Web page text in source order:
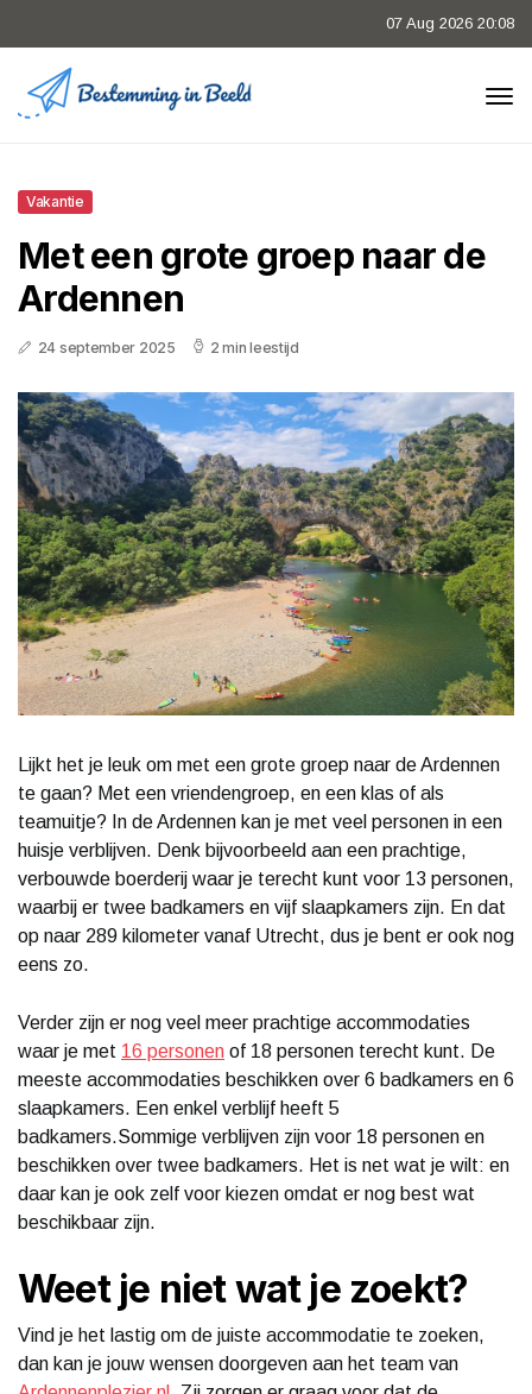
07 Aug 2026 20:08
Vakantie
Met een grote groep naar de
Ardennen
24 september 2025 2 min leestijd
Lijkt het je leuk om met een grote groep naar de Ardennen
te gaan? Met een vriendengroep, en een klas of als
teamuitje? In de Ardennen kan je met veel personen in een
huisje verblijven. Denk bijvoorbeeld aan een prachtige,
verbouwde boerderij waar je terecht kunt voor 13 personen,
waarbij er twee badkamers en vijf slaapkamers zijn. En dat
op naar 289 kilometer vanaf Utrecht, dus je bent er ook nog
eens zo.
Verder zijn er nog veel meer prachtige accommodaties
waar je met 16 personen of 18 personen terecht kunt. De
meeste accommodaties beschikken over 6 badkamers en 6
slaapkamers. Een enkel verblijf heeft 5
badkamers.Sommige verblijven zijn voor 18 personen en
beschikken over twee badkamers. Het is net wat je wilt: en
daar kan je ook zelf voor kiezen omdat er nog best wat
beschikbaar zijn.
Weet je niet wat je zoekt?
Vind je het lastig om de juiste accommodatie te zoeken,
dan kan je jouw wensen doorgeven aan het team van